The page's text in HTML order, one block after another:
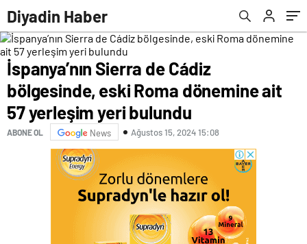
Diyadin Haber
İspanya’nın Sierra de Cádiz
bölgesinde, eski Roma dönemine ait
57 yerleşim yeri bulundu
ABONE OL News Ağustos 15, 2024 15:08